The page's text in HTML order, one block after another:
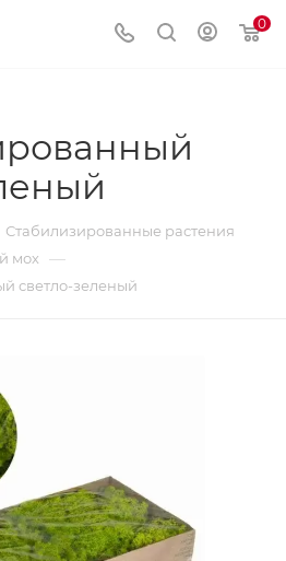
0
Стабилизированные растения
мох —
светло-зеленый